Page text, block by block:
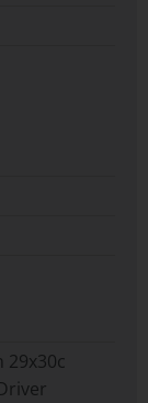
29x30c